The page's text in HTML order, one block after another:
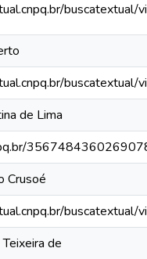
buscatextual/
buscatextual/
de Lima
Crusoé
buscatextual/
de